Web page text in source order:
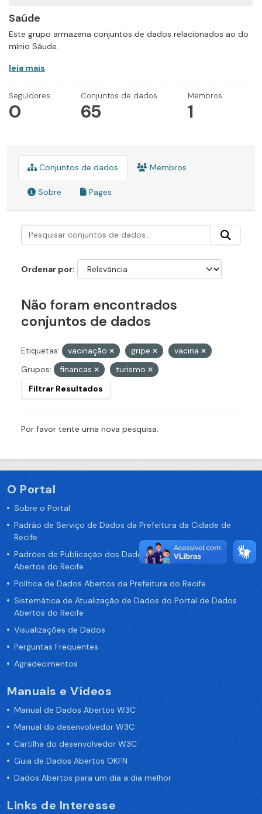
Saúde
Este grupo armazena conjuntos de dados relacionados ao do
mínio Sáude.
leia mais
Seguidores
0
Conjuntos de dados
65
Membros
1
Conjuntos de dados Membros
Sobre Pages
Ordenar por
Não foram encontrados
conjuntos de dados
Etiquetas: vacinação gripe
vacina
Grupos:
financas
turismo
Filtrar Resultados
Por favor tente uma nova pesquisa.
O Portal
Sobre o Portal
Padrão de Serviço de Dados da Prefeitura da Cidade de
Recife
Padrões de Publicação dos Dados no Portal de Dados
Abertos do Recife
Política de Dados Abertos da Prefeitura do Recife
Sistemática de Atualização de Dados do Portal de Dados
Abertos do Recife
Visualizações de Dados
Perguntas Frequentes
Agradecimentos
Manuais e Vídeos
Manual de Dados Abertos W3C
Manual do desenvolvedor W3C
Cartilha do desenvolvedor W3C
Guia de Dados Abertos OKFN
Dados Abertos para um dia a dia melhor
Links de Interesse